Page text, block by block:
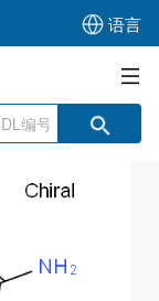
语言